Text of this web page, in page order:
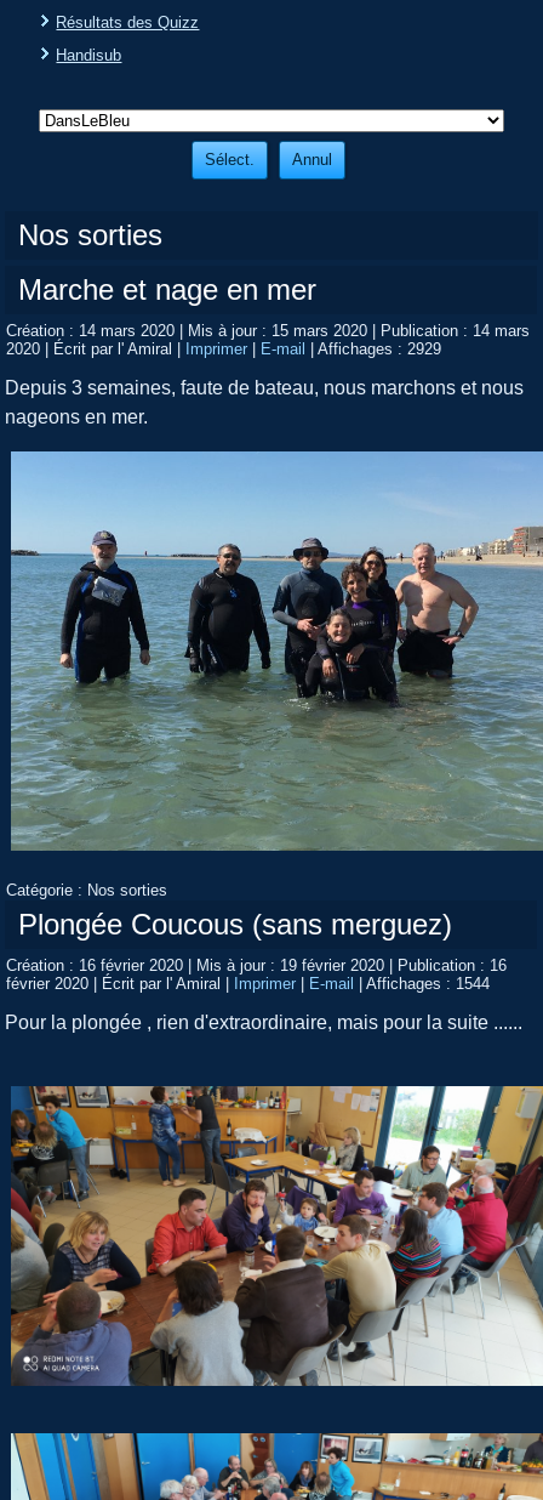
Résultats des Quizz
Handisub
Nos sorties
Marche et nage en mer
Création : 14 mars 2020 | Mis à jour : 15 mars 2020 | Publication : 14 mars
2020 | Écrit par l' Amiral | Imprimer | E-mail |Affichages : 2929
Depuis 3 semaines, faute de bateau, nous marchons et nous
nageons en mer.
Catégorie : Nos sorties
Plongée Coucous (sans merguez)
Création : 16 février 2020 | Mis à jour : 19 février 2020 | Publication : 16
février 2020 | Écrit par l' Amiral | Imprimer | E-mail |Affichages : 1544
Pour la plongée , rien d'extraordinaire, mais pour la suite ......